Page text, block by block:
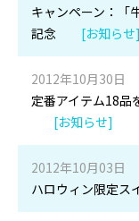
キャンペーン：「
記念
[お知らせ]
2012年10月30日
定番アイテム18品
[お知らせ]
2012年10月03日
ハロウィン限定ス